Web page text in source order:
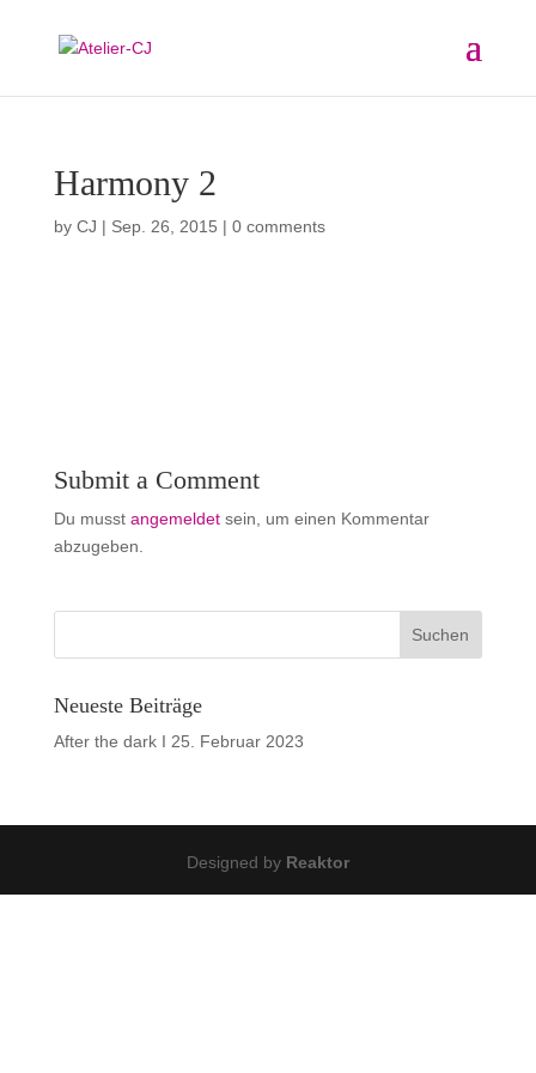
Harmony 2
by CJ | Sep. 26, 2015 | 0 comments
Submit a Comment
Du musst angemeldetsein, um einen Kommentar
abzugeben.
Neueste Beiträge
After the dark I 25. Februar 2023
Designed by Reaktor